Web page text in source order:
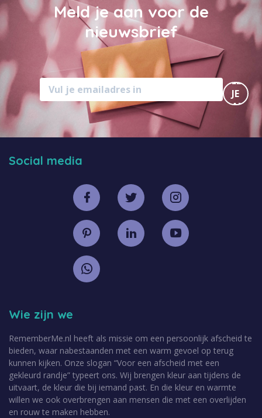
Meld je aan voor de
nieuwsbrief
MELD
JE
AAN
Wie zijn we
RememberMe.nl heeft als missie om een persoonlijk afscheid te
bieden, waar nabestaanden met een warm gevoel op terug
kunnen kijken. Onze slogan “Voor een afscheid met een
gekleurd randje” typeert ons. Wij brengen kleur aan tijdens de
uitvaart, de kleur die bij iemand past. En die kleur en warmte
willen we ook overbrengen aan mensen die met een overlijden
en rouw te maken hebben.
Social media